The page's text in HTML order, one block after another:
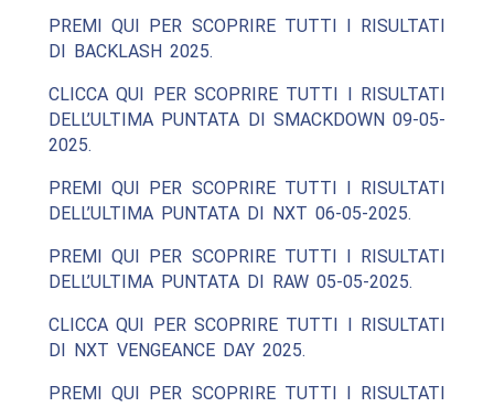
PREMI QUI PER SCOPRIRE TUTTI I RISULTATI
DI BACKLASH 2025.
CLICCA QUI PER SCOPRIRE TUTTI I RISULTATI
DELL’ULTIMA PUNTATA DI SMACKDOWN 09-05-
2025.
PREMI QUI PER SCOPRIRE TUTTI I RISULTATI
DELL’ULTIMA PUNTATA DI NXT 06-05-2025.
PREMI QUI PER SCOPRIRE TUTTI I RISULTATI
DELL’ULTIMA PUNTATA DI RAW 05-05-2025.
CLICCA QUI PER SCOPRIRE TUTTI I RISULTATI
DI NXT VENGEANCE DAY 2025.
PREMI QUI PER SCOPRIRE TUTTI I RISULTATI